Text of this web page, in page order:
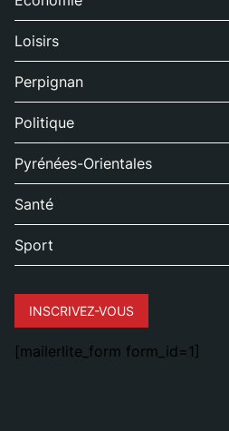
Loisirs
Perpignan
Politique
Pyrénées-Orientales
Santé
Sport
INSCRIVEZ-VOUS
[mailerlite_form form_id=1]